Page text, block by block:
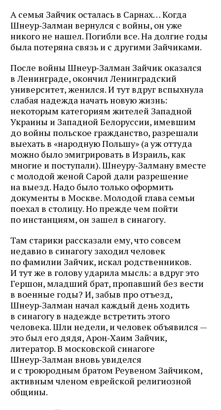
А семья Зайчик осталась в Сарнах… Когда
Шнеур‑Залман вернулся с войны, он уже
никого не нашел. Погибли все. На долгие годы
была потеряна связь и с другими Зайчиками.
После войны Шнеур‑Залман Зайчик оказался
в Ленинграде, окончил Ленинградский
университет, женился. И тут вдруг вспыхнула
слабая надежда начать новую жизнь:
некоторым категориям жителей Западной
Украины и Западной Белоруссии, имевшим
до войны польское гражданство, разрешали
выехать в «народную Польшу» (а уж оттуда
можно было эмигрировать в Израиль, как
многие и поступали). Шнеуру‑Залману вместе
с молодой женой Сарой дали разрешение
на выезд. Надо было только оформить
документы в Москве. Молодой глава семьи
поехал в столицу. Но прежде чем пойти
по инстанциям, он зашел в синагогу.
Там старики рассказали ему, что совсем
недавно в синагогу заходил человек
по фамилии Зайчик, искал родственников.
И тут же в голову ударила мысль: а вдруг это
Гершон, младший брат, пропавший без вести
в военные годы? И, забыв про отъезд,
Шнеур‑Залман начал каждый день ходить
в синагогу в надежде встретить этого
человека. Шли недели, и человек объявился —
это был его дядя, Арон‑Хаим Зайчик,
литератор. В московской синагоге
Шнеур‑Залман вновь увиделся
и с троюродным братом Реувеном Зайчиком,
активным членом еврейской религиозной
общины.